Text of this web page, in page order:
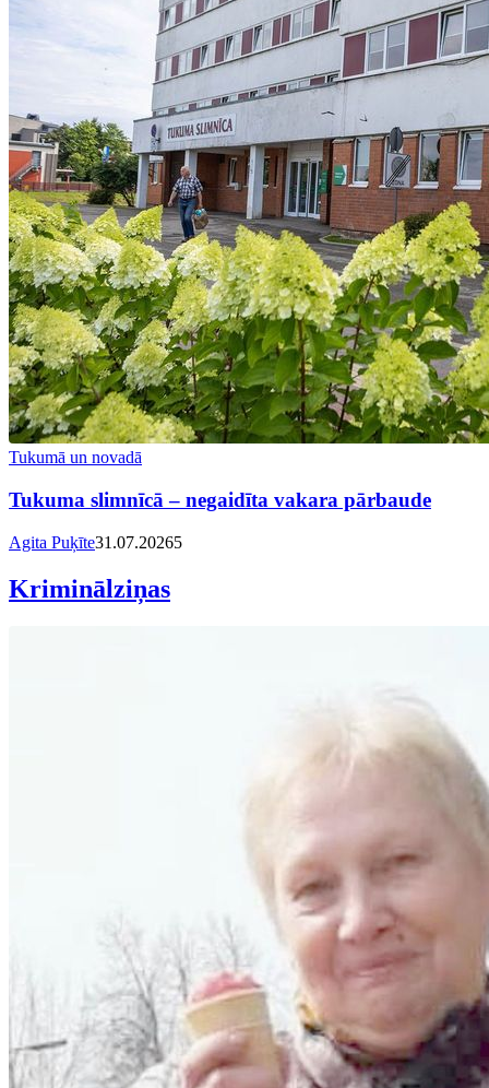
Tukumā un novadā
Tukuma slimnīcā – negaidīta vakara pārbaude
Agita Puķīte31.07.20265
Kriminālziņas